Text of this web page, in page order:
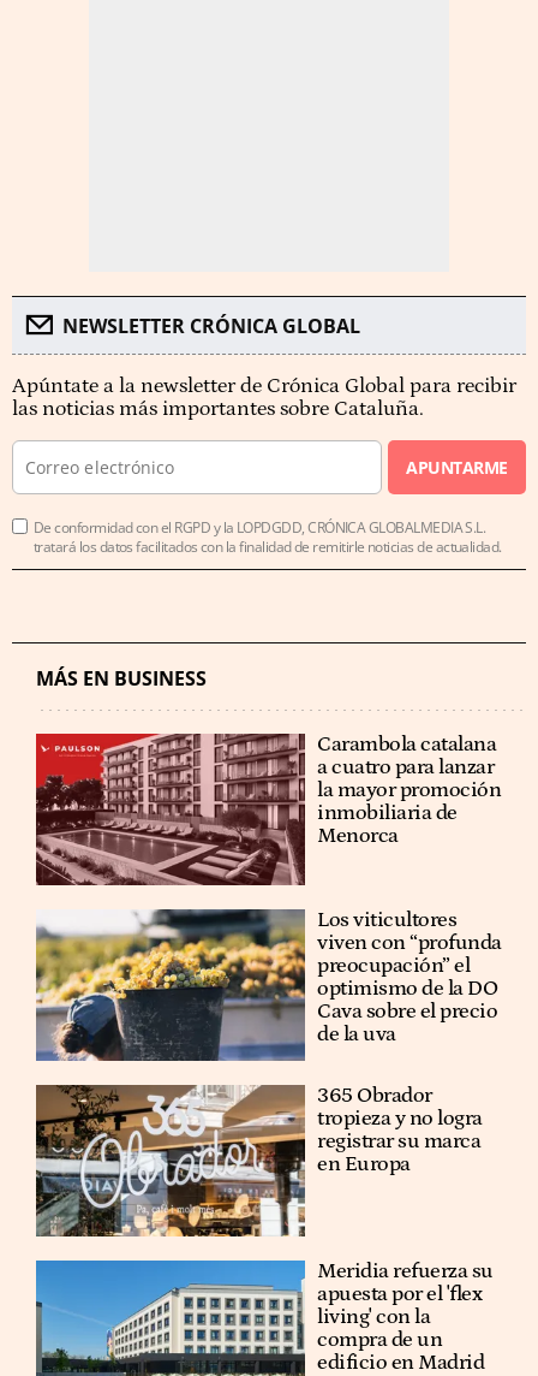
NEWSLETTER CRÓNICA GLOBAL
Apúntate a la newsletter de Crónica Global para recibir
las noticias más importantes sobre Cataluña.
APUNTARME
De conformidad con el RGPD y la LOPDGDD, CRÓNICA GLOBALMEDIA S.L.
tratará los datos facilitados con la finalidad de remitirle noticias de actualidad.
MÁS EN BUSINESS
Carambola catalana
a cuatro para lanzar
la mayor promoción
inmobiliaria de
Menorca
Los viticultores
viven con “profunda
preocupación” el
optimismo de la DO
Cava sobre el precio
de la uva
365 Obrador
tropieza y no logra
registrar su marca
en Europa
Meridia refuerza su
apuesta por el 'flex
living' con la
compra de un
edificio en Madrid